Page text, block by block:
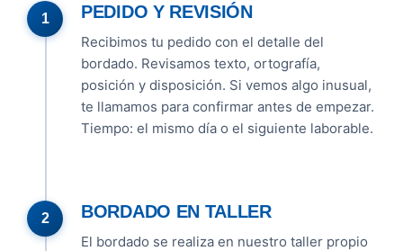
PEDIDO Y REVISIÓN
Recibimos tu pedido con el detalle del
bordado. Revisamos texto, ortografía,
posición y disposición. Si vemos algo inusual,
te llamamos para confirmar antes de empezar.
Tiempo: el mismo día o el siguiente laborable.
BORDADO EN TALLER
El bordado se realiza en nuestro taller propio